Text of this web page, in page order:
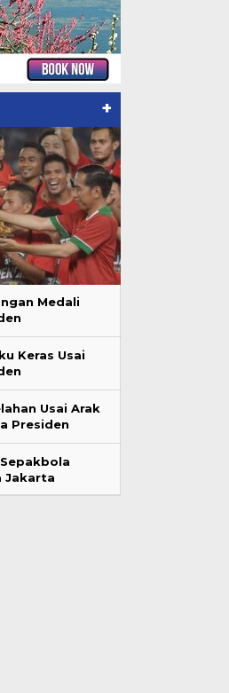
+
Medali
Keras Usai
Usai Arak
Presiden
Jakarta